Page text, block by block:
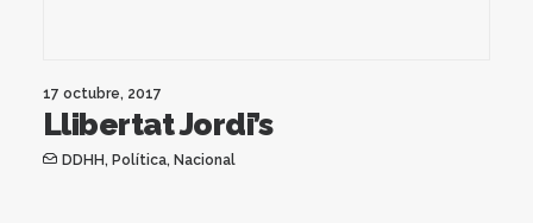
17 octubre, 2017
Llibertat Jordi’s
DDHH, Política, Nacional